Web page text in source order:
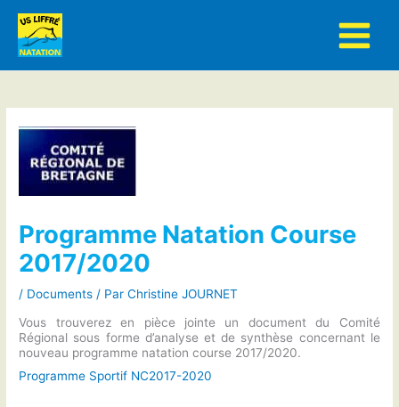
contenu
Programme Natation Course
2017/2020
/ Documents / ParChristine JOURNET
Vous trouverez en pièce jointe un document du Comité
Régional sous forme d’analyse et de synthèse concernant le
nouveau programme natation course 2017/2020.
Programme Sportif NC2017-2020